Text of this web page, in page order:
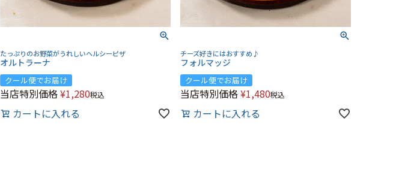
たっぷりのお野菜がうれしいヘルシーピザ
オルトラーナ
クール便でお届け
当店特別価格¥1,280税込
カートに入れる
チーズ好きにはおすすめ♪
フォルマッジ
クール便でお届け
当店特別価格¥1,480税込
カートに入れる